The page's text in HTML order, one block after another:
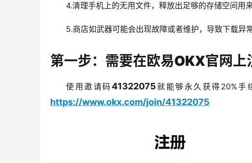
4.清理手机上的无用文件，释放出足够的存储空间用
5.商店如武器可能会出现故障或者维护，导致下载异
第一步：需要在欧易OKX官网上
使用邀请码 41322075就能够永久获得20%手
https://www.okx.com/join/41322075